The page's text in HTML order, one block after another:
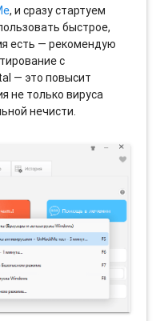
, и сразу стартуем
быстрое,
есть — рекомендую
с
— это повысит
не только вируса
нечисти.